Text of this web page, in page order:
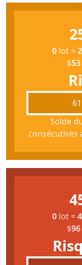
0lot =2
$53
Solde
consécutives
0lot =4
$96